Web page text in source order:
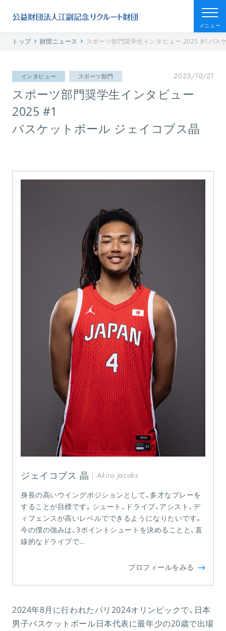
メニュー
トップ 財団ニュース スポーツ部門奨学生インタビュー 2025 #1バ
インタビュー スポーツ部門 2025/10/21
スポーツ部門奨学生インタビュー
2025 #1
バスケットボール ジェイコブス晶
ジェイコブス 晶 Akira Jacobs
身長の高いウイングポジションとして、多才なプレーを
することが目標です。シュート、ドライブ、アシスト、デ
ィフェンスが高いレベルでできるようになりたいです。
今の僕の強みは、3ポイントシュートを決めることと、直
線的なドライブで…
プロフィールをみる
2024年8月に行われたパリ2024オリンピックで、日本
男子バスケットボール日本代表に最年少の20歳で出場